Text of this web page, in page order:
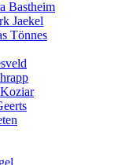
Bastheim
Jaekel
Tönnes